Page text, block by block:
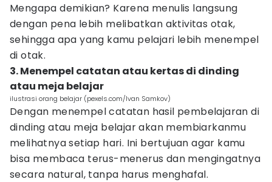
Mengapa demikian? Karena menulis langsung
dengan pena lebih melibatkan aktivitas otak,
sehingga apa yang kamu pelajari lebih menempel
di otak.
3. Menempel catatan atau kertas di dinding
atau meja belajar
ilustrasi orang belajar (pexels.com/Ivan Samkov)
Dengan menempel catatan hasil pembelajaran di
dinding atau meja belajar akan membiarkanmu
melihatnya setiap hari. Ini bertujuan agar kamu
bisa membaca terus-menerus dan mengingatnya
secara natural, tanpa harus menghafal.